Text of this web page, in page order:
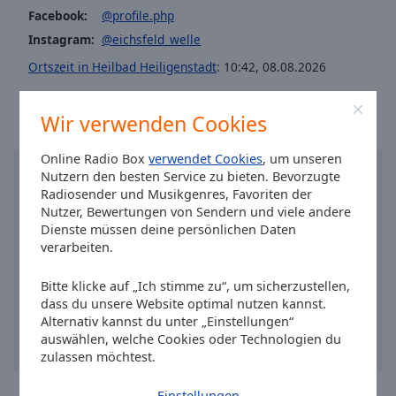
Wir verwenden Cookies
Online Radio Boxverwendet Cookies, um unseren
Nutzern den besten Service zu bieten. Bevorzugte
Radiosender und Musikgenres, Favoriten der
Nutzer, Bewertungen von Sendern und viele andere
Dienste müssen deine persönlichen Daten
verarbeiten.
Bitte klicke auf „Ich stimme zu“, um sicherzustellen,
dass du unsere Website optimal nutzen kannst.
Alternativ kannst du unter „Einstellungen“
auswählen, welche Cookies oder Technologien du
zulassen möchtest.
Area
Background
Color
Opacity
Family
Facebook:
@profile.php
Instagram: @eichsfeld_welle
Ortszeit in Heilbad Heiligenstadt: 10:42, 08.08.2026